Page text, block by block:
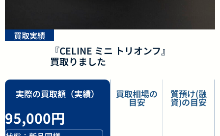
買取実績
『CELINE ミニ トリオンフ』
買取りました
実際の買取額（実績）
95,000円
買取相場の
目安
質預け(融
資)の目安